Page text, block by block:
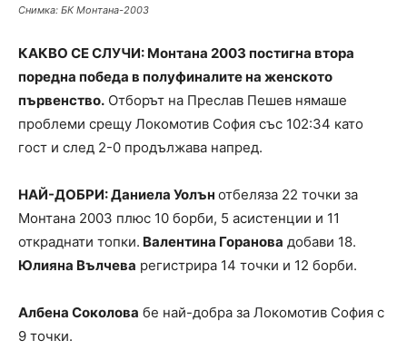
Снимка: БК Монтана-2003
КАКВО СЕ СЛУЧИ: Монтана 2003 постигна втора
поредна победа в полуфиналите на женското
първенство. Отборът на Преслав Пешев нямаше
проблеми срещу Локомотив София със 102:34 като
гост и след 2-0 продължава напред.
НАЙ-ДОБРИ: Даниела Уолън отбеляза 22 точки за
Монтана 2003 плюс 10 борби, 5 асистенции и 11
откраднати топки. Валентина Горанова добави 18.
Юлияна Вълчева регистрира 14 точки и 12 борби.
Албена Соколова бе най-добра за Локомотив София с
9 точки.